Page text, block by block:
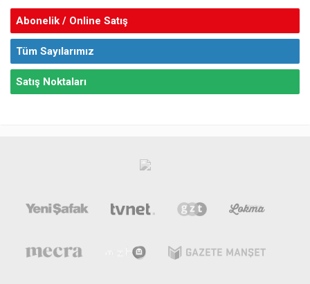
Abonelik / Online Satış
Tüm Sayılarımız
Satış Noktaları